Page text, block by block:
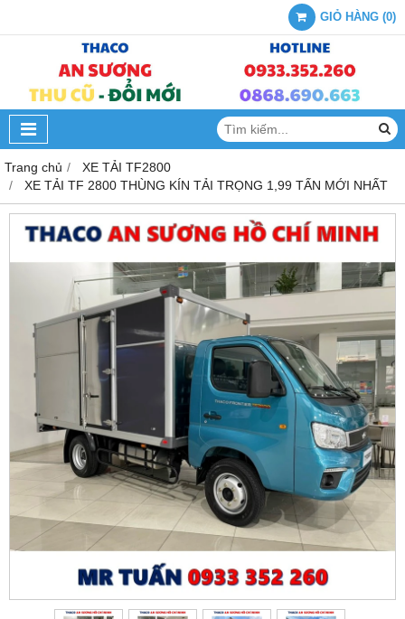
GIỎ HÀNG (0)
Trang chủ
XE TẢI TF2800
XE TẢI TF 2800 THÙNG KÍN TẢI TRỌNG 1,99 TẤN MỚI NHẤT